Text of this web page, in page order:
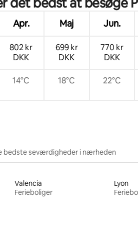
Apr. Maj Jun.
802 kr
DKK
699 kr
DKK
770 kr
DKK
14°C 18°C 22°C
bedste seværdigheder i nærheden
Valencia
Ferieboliger
Lyon